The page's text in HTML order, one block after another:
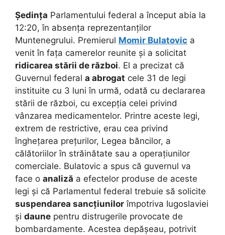
Ședința Parlamentului federal a început abia la
12:20, în absența reprezentanților
Muntenegrului. Premierul Momir Bulatovic a
venit în fața camerelor reunite și a solicitat
ridicarea stării de război. El a precizat că
Guvernul federal a abrogat cele 31 de legi
instituite cu 3 luni în urmă, odată cu declararea
stării de război, cu excepția celei privind
vânzarea medicamentelor. Printre aceste legi,
extrem de restrictive, erau cea privind
înghețarea prețurilor, Legea băncilor, a
călătoriilor în străinătate sau a operațiunilor
comerciale. Bulatovic a spus că guvernul va
face o analiză a efectelor produse de aceste
legi și că Parlamentul federal trebuie să solicite
suspendarea sancțiunilor împotriva Iugoslaviei
și daune pentru distrugerile provocate de
bombardamente. Acestea depășeau, potrivit